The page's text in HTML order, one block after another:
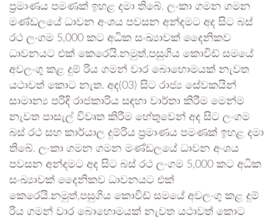
ප්‍රමාණය පමණක් ඉහළ දමා තිබේ. ලංකා ගමන ගමන
මණ්ඩලයේ ධාවන අංශය පවසන අන්දමට අද සිට බස්
රථ ලංගම 5,000 කට අධික සංඛ්‍යාවක් දෛනිකව
ධාවනයට එක් කෙරෙයි.නමුත්,පසුගිය කොවිඩ් සමයේ
අවලංගු කළ දුම් රිය ගමන් වාර බොහොමයක් නැවත
යථාවත් කොට නැත. අද(03) සිට රාජ්‍ය සේවකයින්
සාමාන්‍ය පරිදි රාජකාරිය සඳහා වාර්තා කිරීම මෙන්ම
නැවත පාසැල් විවෘත කිරීම හේතුවෙන් අද සිට ලංගම
බස් රථ සහ කාර්යාල දුම්රිය ප්‍රමාණය පමණක් ඉහළ දමා
තිබේ. ලංකා ගමන ගමන මණ්ඩලයේ ධාවන අංශය
පවසන අන්දමට අද සිට බස් රථ ලංගම 5,000 කට අධික
සංඛ්‍යාවක් දෛනිකව ධාවනයට එක්
කෙරෙයි.නමුත්,පසුගිය කොවිඩ් සමයේ අවලංගු කළ දුම්
රිය ගමන් වාර බොහොමයක් නැවත යථාවත් කොට